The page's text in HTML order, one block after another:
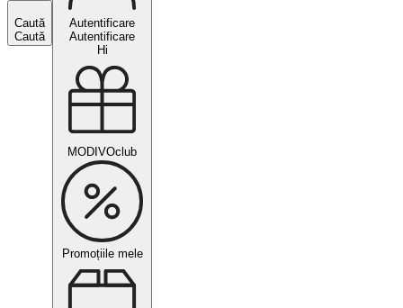
Caută
Caută
Autentificare
Autentificare
Hi
MODIVOclub
Promoțiile mele